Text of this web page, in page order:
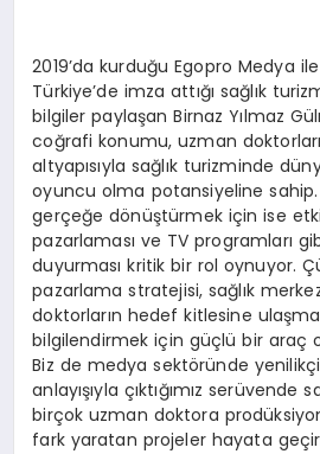
2019’da kurduğu Egopro Medya
Türkiye’de imza attığı sağlık
bilgiler paylaşan Birnaz Yılmaz
coğrafi konumu, uzman
altyapısıyla sağlık turizminde
oyuncu olma potansiyeline
gerçeğe dönüştürmek için ise
pazarlaması ve TV programları
duyurması kritik bir rol oynuyor.
pazarlama stratejisi, sağlık
doktorların hedef kitlesine
bilgilendirmek için güçlü bir araç
Biz de medya sektöründe
anlayışıyla çıktığımız serüvende
birçok uzman doktora
fark yaratan projeler hayata